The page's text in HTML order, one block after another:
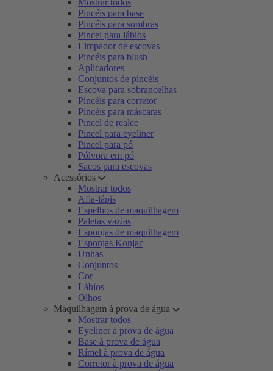
Mostrar todos
Pincéis para base
Pincéis para sombras
Pincel para lábios
Limpador de escovas
Pincéis para blush
Aplicadores
Conjuntos de pincéis
Escova para sobrancelhas
Pincéis para corretor
Pincéis para máscaras
Pincel de realce
Pincel para eyeliner
Pincel para pó
Pólvora em pó
Sacos para escovas
Acessórios
Mostrar todos
Afia-lápis
Espelhos de maquilhagem
Paletas vazias
Esponjas de maquilhagem
Esponjas Konjac
Unhas
Conjuntos
Cor
Lábios
Olhos
Maquilhagem à prova de água
Mostrar todos
Eyeliner à prova de água
Base à prova de água
Rímel à prova de água
Corretor à prova de água